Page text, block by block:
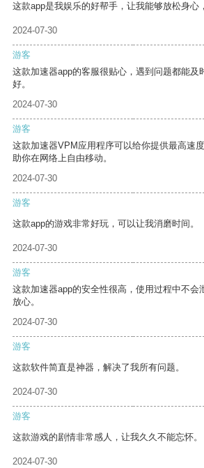
这款app是我娱乐的好帮手，让我能够放松身心
2024-07-30
游客
这款加速器app的客服很贴心，遇到问题都能及
好。
2024-07-30
游客
这款加速器VPM应用程序可以给你提供最高速
助你在网络上自由移动。
2024-07-30
游客
这款app的游戏非常好玩，可以让我消磨时间。
2024-07-30
游客
这款加速器app的安全性很高，使用过程中不会
放心。
2024-07-30
游客
这款软件简直是神器，解决了我所有问题。
2024-07-30
游客
这款游戏的剧情非常感人，让我久久不能忘怀。
2024-07-30